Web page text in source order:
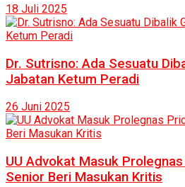
18 Juli 2025
Dr. Sutrisno: Ada Sesuatu
Jabatan Ketum Peradi
26 Juni 2025
UU Advokat Masuk
Senior Beri Masukan Kritis